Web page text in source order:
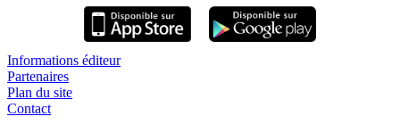
Informations éditeur
Partenaires
Plan du site
Contact